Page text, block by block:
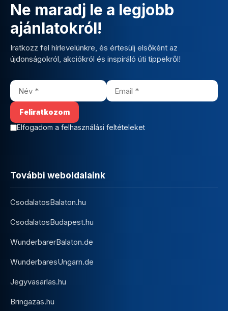
Ne maradj le a legjobb
ajánlatokról!
Iratkozz fel hírlevelünkre, és értesülj elsőként az
újdonságokról, akciókról és inspiráló úti tippekről!
Elfogadom a felhasználási feltételeket
További weboldalaink
CsodalatosBalaton.hu
CsodalatosBudapest.hu
WunderbarerBalaton.de
WunderbaresUngarn.de
Jegyvasarlas.hu
Bringazas.hu